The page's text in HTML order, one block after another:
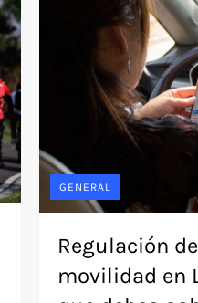
GENERAL
Regulación
movilidad en